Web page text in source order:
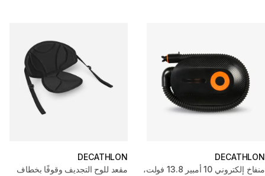
DECATHLON
منفاخ إلكتروني 10 أمبير 13.8 فولت،
DECATHLON
مقعد للوح التجديف وقوفًا بخطاف